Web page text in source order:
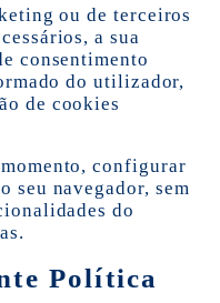
ou de terceiros
a sua
consentimento
do utilizador,
de cookies
configurar
seu navegador, sem
do
Política